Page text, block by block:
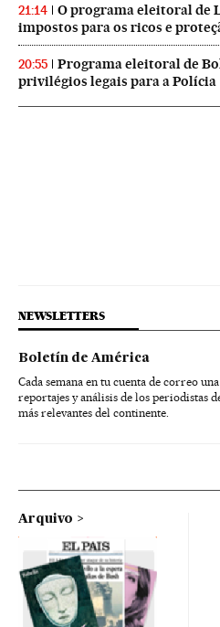
21:14
O programa eleitoral de
impostos para os ricos e
20:55
Programa eleitoral de
privilégios legais para a Polícia
NEWSLETTERS
Boletín de América
Cada semana en tu cuenta de correo
reportajes y análisis de los periodistas
más relevantes del continente.
Arquivo